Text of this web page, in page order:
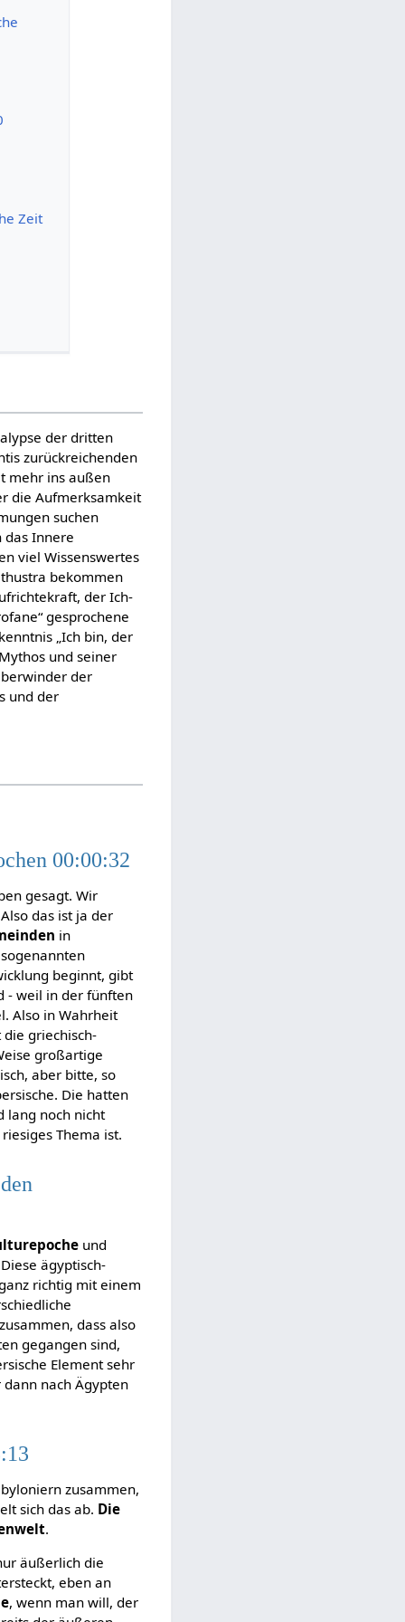
Zeit
der dritten
zurückreichenden
mehr ins außen
die Aufmerksamkeit
suchen
das Innere
viel Wissenswertes
bekommen
der Ich-
gesprochene
„Ich bin, der
und seiner
der
und der
00:00:32
gesagt. Wir
das ist ja der
in
beginnt, gibt
- weil in der fünften
Also in Wahrheit
die griechisch-
großartige
aber bitte, so
Die hatten
lang noch nicht
Thema ist.
und
ägyptisch-
richtig mit einem
dass also
gegangen sind,
Element sehr
dann nach Ägypten
zusammen,
sich das ab. Die
.
äußerlich die
eben an
, wenn man will, der